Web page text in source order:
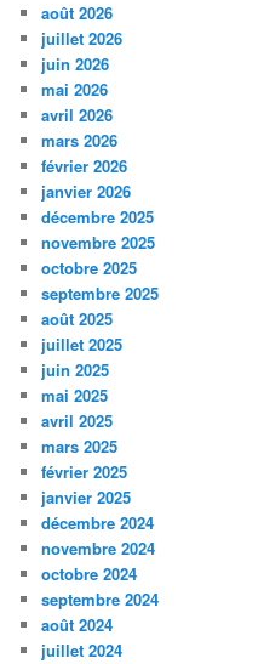
août 2026
juillet 2026
juin 2026
mai 2026
avril 2026
mars 2026
février 2026
janvier 2026
décembre 2025
novembre 2025
octobre 2025
septembre 2025
août 2025
juillet 2025
juin 2025
mai 2025
avril 2025
mars 2025
février 2025
janvier 2025
décembre 2024
novembre 2024
octobre 2024
septembre 2024
août 2024
juillet 2024